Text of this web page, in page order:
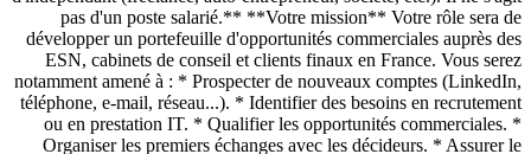
pas d'un poste salarié.** **Votre mission** Votre rôle sera de
développer un portefeuille d'opportunités commerciales auprès des
ESN, cabinets de conseil et clients finaux en France. Vous serez
notamment amené à : * Prospecter de nouveaux comptes (LinkedIn,
téléphone, e-mail, réseau...). * Identifier des besoins en recrutement
ou en prestation IT. * Qualifier les opportunités commerciales. *
Organiser les premiers échanges avec les décideurs. * Assurer le